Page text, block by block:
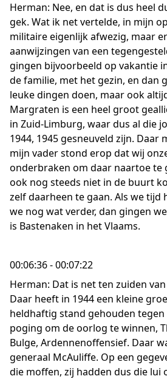
Herman: Nee, en dat is dus heel
gek. Wat ik net vertelde, in mijn
militaire eigenlijk afwezig, maar
aanwijzingen van een
gingen bijvoorbeeld op vakantie
de familie, met het gezin, en dan
leuke dingen doen, maar ook
Margraten is een heel groot
in Zuid-Limburg, waar dus al die
1944, 1945 gesneuveld zijn. Daar
mijn vader stond erop dat wij
onderbraken om daar naartoe te
ook nog steeds niet in de buurt
zelf daarheen te gaan. Als we tijd
we nog wat verder, dan gingen
is Bastenaken in het Vlaams.
00:06:36 - 00:07:22
Herman: Dat is net ten zuiden
Daar heeft in 1944 een kleine
heldhaftig stand gehouden
poging om de oorlog te winnen,
Bulge, Ardennenoffensief. Daar
generaal McAuliffe. Op een
die moffen, zij hadden dus die lui